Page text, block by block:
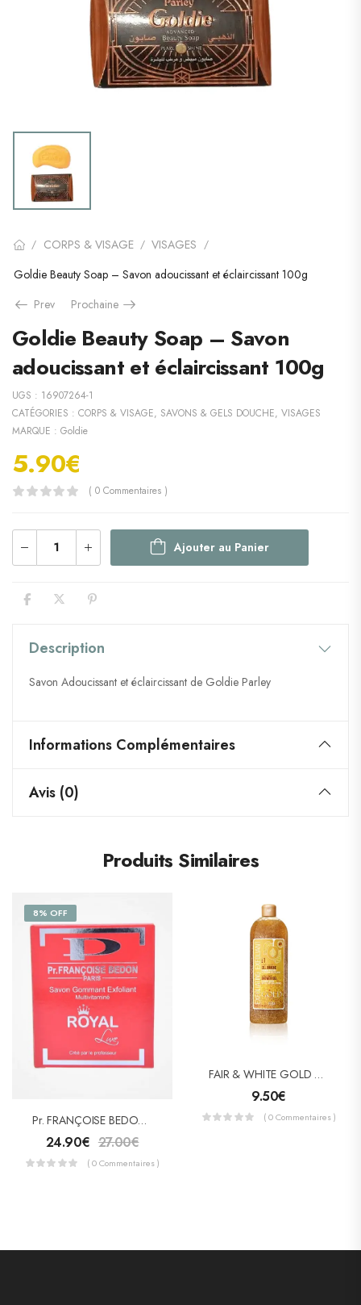
/ CORPS & VISAGE / VISAGES /
Goldie Beauty Soap – Savon adoucissant et éclaircissant 100g
Prev
Prochaine
Goldie Beauty Soap – Savon
adoucissant et éclaircissant 100g
UGS : 16907264-1
CATÉGORIES : CORPS & VISAGE, SAVONS & GELS DOUCHE, VISAGES
MARQUE : Goldie
5.90€
( 0 Commentaires )
Ajouter au Panier
Description
Savon Adoucissant et éclaircissant de Goldie Parley
Informations Complémentaires
Avis (0)
Produits Similaires
8% OFF
Pr. FRANÇOISE BEDON SAVON Gommant – Exfoliant « ROYAL »
24.90€ 27.00€
( 0 Commentaires )
FAIR & WHITE GOLD EXFOLIANT « 1 » Gel Douche Gommage Précieux 940ml
9.50€
( 0 Commentaires )